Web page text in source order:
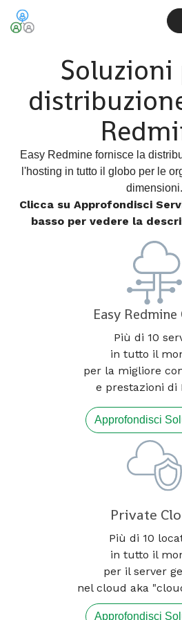
Soluzioni
Easy Redmine fornisce la
l'hosting in tutto il globo per le
dimensioni.
Clicca su Approfondisci
basso per vedere la
Easy Redmine
Più di 10
in tutto il
per la migliore
e prestazioni di
Approfondisci
Private
Più di 10
in tutto il
per il server
nel cloud aka
Approfondisci